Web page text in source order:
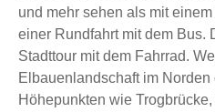
und mehr sehen als mit
einer Rundfahrt mit dem Bus.
Stadttour mit dem Fahrrad.
Elbauenlandschaft im
Höhepunkten wie